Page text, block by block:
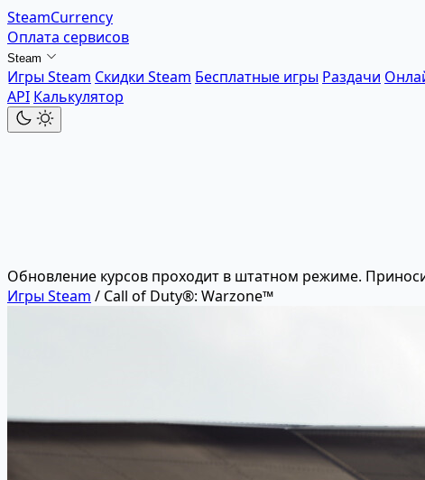
SteamCurrency
Оплата сервисов
Steam
Игры Steam Скидки Steam Бесплатные игры Раздачи
API Калькулятор
Обновление курсов проходит в штатном режиме.
Игры Steam / Call of Duty®: Warzone™